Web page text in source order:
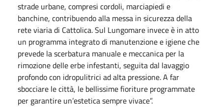
strade urbane, compresi cordoli, marciapiedi e
banchine, contribuendo alla messa in sicurezza della
rete viaria di Cattolica. Sul Lungomare invece è in atto
un programma integrato di manutenzione e igiene che
prevede la scerbatura manuale e meccanica per la
rimozione delle erbe infestanti, seguita dal lavaggio
profondo con idropulitrici ad alta pressione. A far
sbocciare le città, le bellissime fioriture programmate
per garantire un’estetica sempre vivace”.